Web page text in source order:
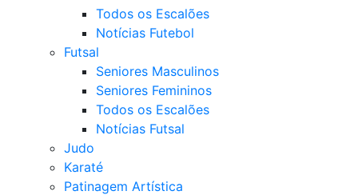
Todos os Escalões
Notícias Futebol
Futsal
Seniores Masculinos
Seniores Femininos
Todos os Escalões
Notícias Futsal
Judo
Karaté
Patinagem Artística